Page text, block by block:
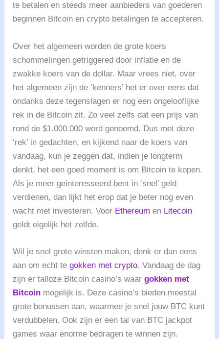
te betalen en steeds meer aanbieders van goederen
beginnen Bitcoin en crypto betalingen te accepteren.
Over het algemeen worden de grote koers
schommelingen getriggered door inflatie en de
zwakke koers van de dollar. Maar vrees niet, over
het algemeen zijn de ‘kenners’ het er over eens dat
ondanks deze tegenslagen er nog een ongelooflijke
rek in de Bitcoin zit. Zo veel zelfs dat een prijs van
rond de $1.000.000 word genoemd. Dus met deze
‘rek’ in gedachten, en kijkend naar de koers van
vandaag, kun je zeggen dat, indien je longterm
denkt, het een goed moment is om Bitcoin te kopen.
Als je meer geinteresseerd bent in ‘snel’ geld
verdienen, dan lijkt het erop dat je beter nog even
wacht met investeren. Voor Ethereum en Litecoin
geldt eigelijk het zelfde.
Wil je snel grote winsten maken, denk er dan eens
aan om echt tegokken met crypto. Vandaag de dag
zijn er talloze Bitcoin casino’s waargokken met
Bitcoin mogelijk is. Deze casino’s bieden meestal
grote bonussen aan, waarmee je snel jouw BTC kunt
verdubbelen. Ook zijn er een tal van BTC jackpot
games waar enorme bedragen te winnen zijn.